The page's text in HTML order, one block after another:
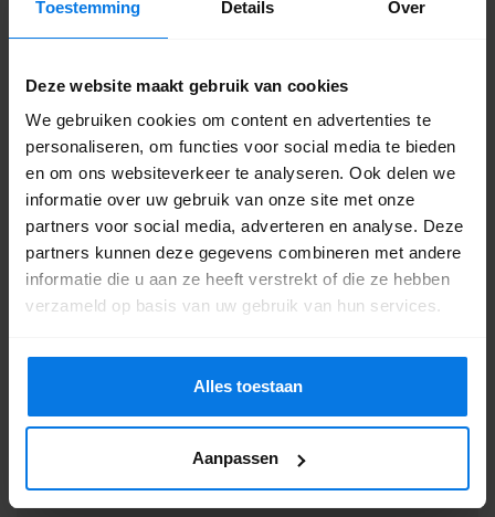
Toestemming Details Over
Deze website maakt gebruik van cookies
We gebruiken cookies om content en advertenties te
personaliseren, om functies voor social media te bieden
en om ons websiteverkeer te analyseren. Ook delen we
informatie over uw gebruik van onze site met onze
partners voor social media, adverteren en analyse. Deze
partners kunnen deze gegevens combineren met andere
informatie die u aan ze heeft verstrekt of die ze hebben
verzameld op basis van uw gebruik van hun services.
Alles toestaan
Aanpassen
aan je voeten! Kom je snel langs?
Woudenberg.
9.2 786 reviews